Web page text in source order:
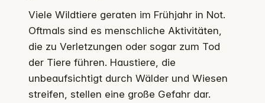
Viele Wildtiere geraten im Frühjahr in Not.
Oftmals sind es menschliche Aktivitäten,
die zu Verletzungen oder sogar zum Tod
der Tiere führen. Haustiere, die
unbeaufsichtigt durch Wälder und Wiesen
streifen, stellen eine große Gefahr dar.